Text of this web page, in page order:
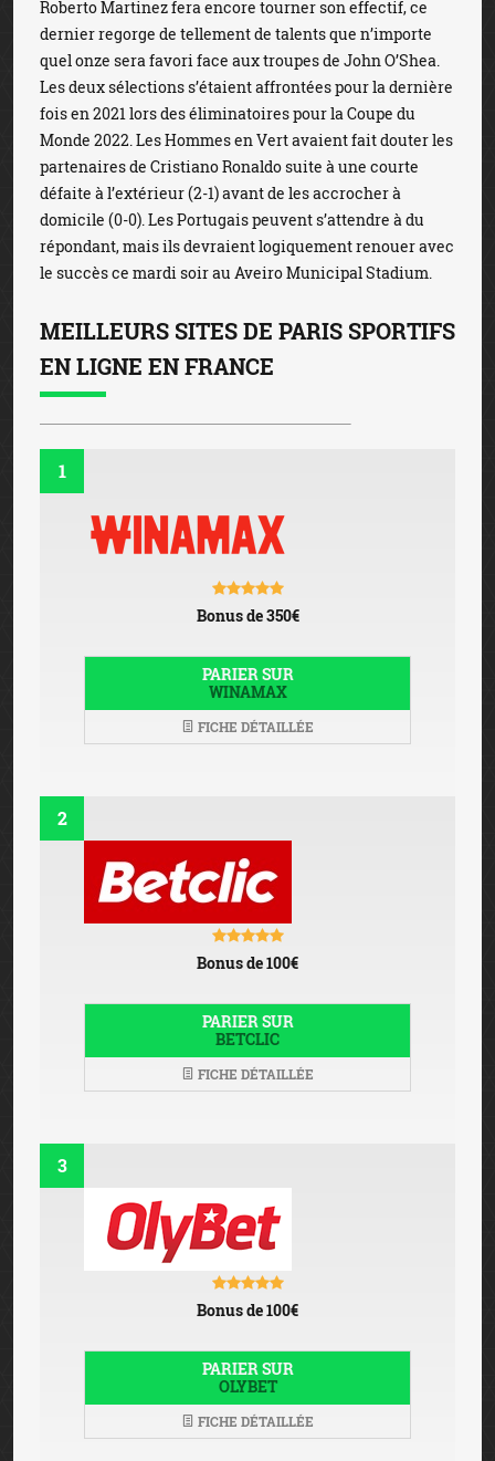
Roberto Martinez fera encore tourner son effectif, ce
dernier regorge de tellement de talents que n’importe
quel onze sera favori face aux troupes de John O’Shea.
Les deux sélections s’étaient affrontées pour la dernière
fois en 2021 lors des éliminatoires pour la Coupe du
Monde 2022. Les Hommes en Vert avaient fait douter les
partenaires de Cristiano Ronaldo suite à une courte
défaite à l’extérieur (2-1) avant de les accrocher à
domicile (0-0). Les Portugais peuvent s’attendre à du
répondant, mais ils devraient logiquement renouer avec
le succès ce mardi soir au Aveiro Municipal Stadium.
MEILLEURS SITES DE PARIS SPORTIFS
EN LIGNE EN FRANCE
1
Bonus de 350€
PARIER SUR
WINAMAX
FICHE DÉTAILLÉE
2
Bonus de 100€
PARIER SUR
BETCLIC
FICHE DÉTAILLÉE
3
Bonus de 100€
PARIER SUR
OLYBET
FICHE DÉTAILLÉE